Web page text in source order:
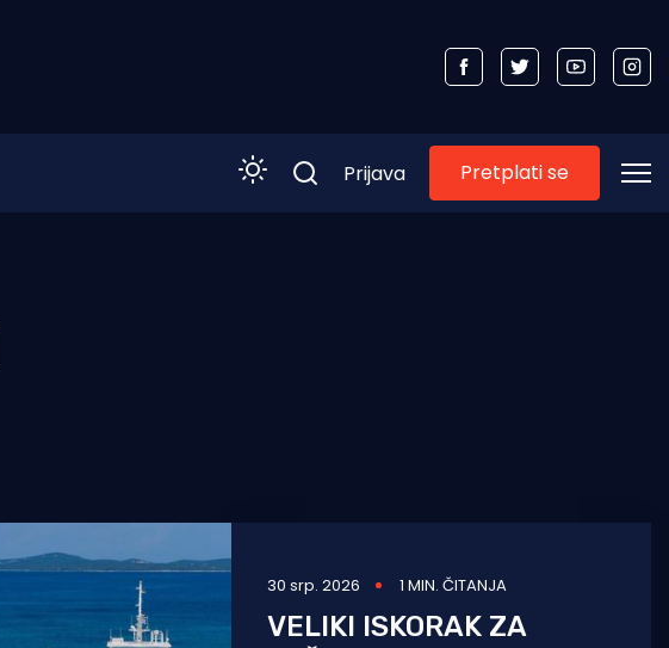
Prijava Pretplati se
30 srp. 2026 1 MIN. ČITANJA
VELIKI ISKORAK ZA